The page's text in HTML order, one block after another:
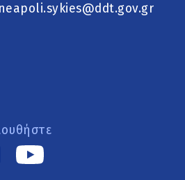
neapoli.sykies@ddt.gov.gr